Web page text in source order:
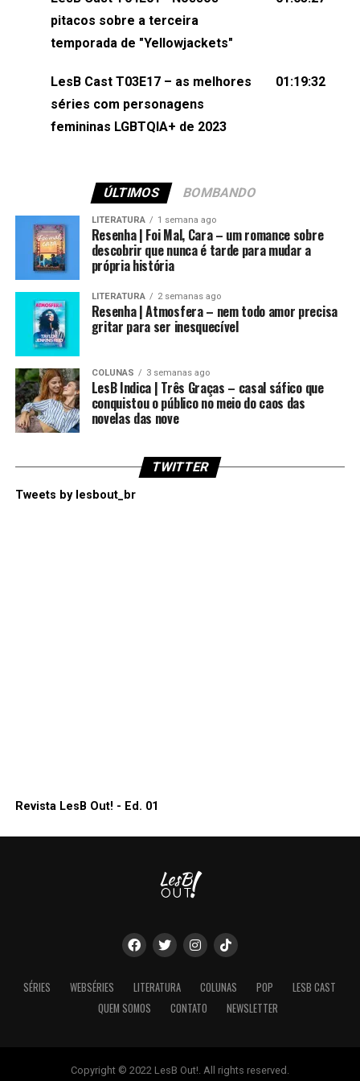
(⁠⁠⁠⁠@brunarfentanes⁠⁠⁠⁠) e Pollyelly FlorêncioEdição de
Naiady Machado
pitacos sobre a terceira
temporada de "Yellowjackets"
LesB Cast T03E17 – as melhores
séries com personagens
femininas LGBTQIA+ de 2023
01:19:32
ÚLTIMOS BOMBANDO
LITERATURA 1 semana ago
Resenha | Foi Mal, Cara – um romance sobre
descobrir que nunca é tarde para mudar a
própria história
LITERATURA 2 semanas ago
Resenha | Atmosfera – nem todo amor precisa
gritar para ser inesquecível
COLUNAS 3 semanas ago
LesB Indica | Três Graças – casal sáfico que
conquistou o público no meio do caos das
novelas das nove
TWITTER
Tweets by lesbout_br
Revista LesB Out! - Ed. 01
SÉRIES WEBSÉRIES LITERATURA COLUNAS POP
LESB CAST
QUEM SOMOS
CONTATO NEWSLETTER
Copyright © 2022 LesB Out!. All rights reserved.